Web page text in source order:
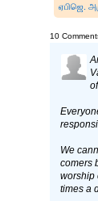
ஏபிஜெ.
10
We
comers
worship
times a